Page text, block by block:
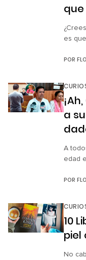
es
el
POR
a
A
edad
o
POR
10
piel
No